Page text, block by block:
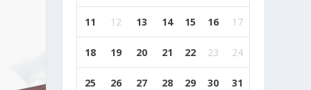
11 12 13 14 15 16 17
18 19 20 21 22 23 24
25 26 27 28 29 30
31